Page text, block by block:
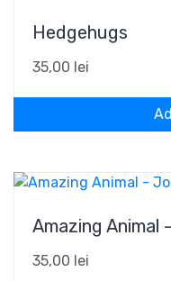
Hedgehugs
35,00 lei
Amazing Animal
35,00 lei